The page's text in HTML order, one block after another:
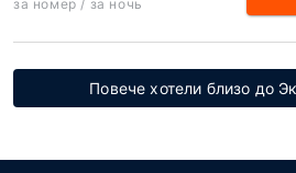
за номер / за ночь
Повече хотели близо до